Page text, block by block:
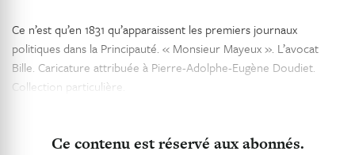
Ce n’est qu’en 1831 qu’apparaissent les premiers journaux
politiques dans la Principauté. « Monsieur Mayeux ». L’avocat
Bille. Caricature attribuée à Pierre-Adolphe-Eugène Doudiet.
Collection particulière.
Ce contenu est réservé aux abonnés.